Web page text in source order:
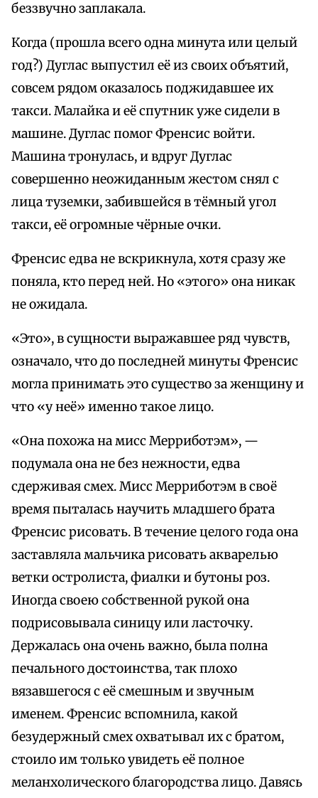
беззвучно заплакала.
Когда (прошла всего одна минута или целый
год?) Дуглас выпустил её из своих объятий,
совсем рядом оказалось поджидавшее их
такси. Малайка и её спутник уже сидели в
машине. Дуглас помог Френсис войти.
Машина тронулась, и вдруг Дуглас
совершенно неожиданным жестом снял с
лица туземки, забившейся в тёмный угол
такси, её огромные чёрные очки.
Френсис едва не вскрикнула, хотя сразу же
поняла, кто перед ней. Но «этого» она никак
не ожидала.
«Это», в сущности выражавшее ряд чувств,
означало, что до последней минуты Френсис
могла принимать это существо за женщину и
что «у неё» именно такое лицо.
«Она похожа на мисс Мерриботэм», —
подумала она не без нежности, едва
сдерживая смех. Мисс Мерриботэм в своё
время пыталась научить младшего брата
Френсис рисовать. В течение целого года она
заставляла мальчика рисовать акварелью
ветки остролиста, фиалки и бутоны роз.
Иногда своею собственной рукой она
подрисовывала синицу или ласточку.
Держалась она очень важно, была полна
печального достоинства, так плохо
вязавшегося с её смешным и звучным
именем. Френсис вспомнила, какой
безудержный смех охватывал их с братом,
стоило им только увидеть её полное
меланхолического благородства лицо. Давясь